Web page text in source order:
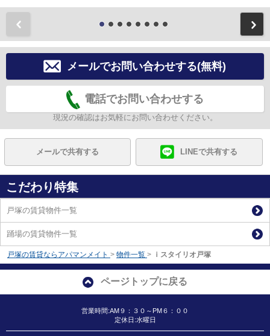
メールでお問い合わせする(無料)
電話でお問い合わせする
現況の確認はお気軽にお問い合わせください。
メールで共有する LINEで共有する
こだわり特集
戸塚の賃貸物件一覧
踊場の賃貸物件一覧
戸塚の賃貸ならアパマンメイト > 物件一覧 > ｉスタイリオ戸塚
ページトップに戻る
営業時間:AM９：３０～PM６：００
定休日:水曜日